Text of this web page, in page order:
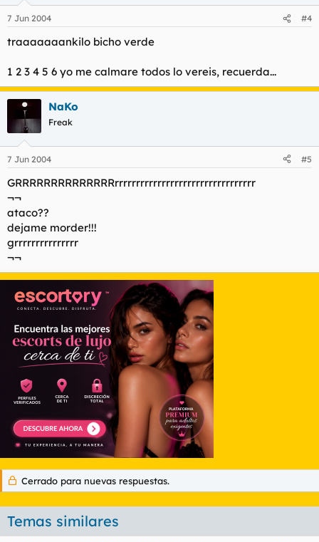
7 Jun 2004 #4
traaaaaaankilo bicho verde
1 2 3 4 5 6 yo me calmare todos lo vereis, recuerda...
NaKo
Freak
7 Jun 2004 #5
GRRRRRRRRRRRRRRrrrrrrrrrrrrrrrrrrrrrrrrrrrrrrrrr
¬¬
ataco??
dejame morder!!!
grrrrrrrrrrrrrrr
¬¬
Cerrado para nuevas respuestas.
Temas similares